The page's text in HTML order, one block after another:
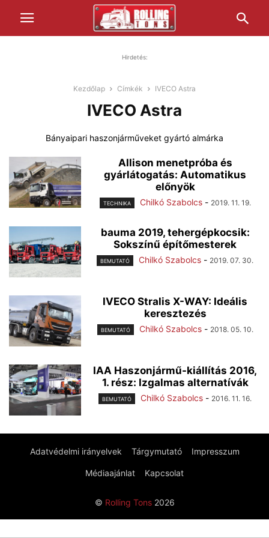
Hirdetés:
Kezdőlap Címkék IVECO Astra
IVECO Astra
Bányaipari haszonjárműveket gyártó almárka
Allison menetpróba és
gyárlátogatás: Automatikus
előnyök
TECHNIKA Chilkó Szabolcs - 2019. 11. 19.
bauma 2019, tehergépkocsik:
Sokszínű építőmesterek
BEMUTATÓ Chilkó Szabolcs - 2019. 07. 30.
IVECO Stralis X-WAY: Ideális
keresztezés
BEMUTATÓ Chilkó Szabolcs - 2018. 05. 10.
IAA Haszonjármű-kiállítás 2016,
1. rész: Izgalmas alternatívák
BEMUTATÓ Chilkó Szabolcs - 2016. 11. 16.
Adatvédelmi irányelvek Tárgymutató Impresszum
Médiaajánlat Kapcsolat
© Rolling Tons2026